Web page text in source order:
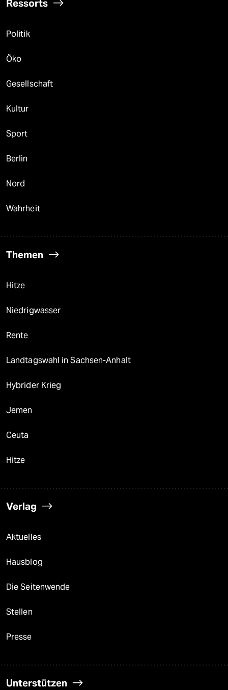
Ressorts
Politik
Öko
Gesellschaft
Kultur
Sport
Berlin
Nord
Wahrheit
Themen
Hitze
Niedrigwasser
Rente
Landtagswahl in Sachsen-Anhalt
Hybrider Krieg
Jemen
Ceuta
Hitze
Verlag
Aktuelles
Hausblog
Die Seitenwende
Stellen
Presse
Unterstützen